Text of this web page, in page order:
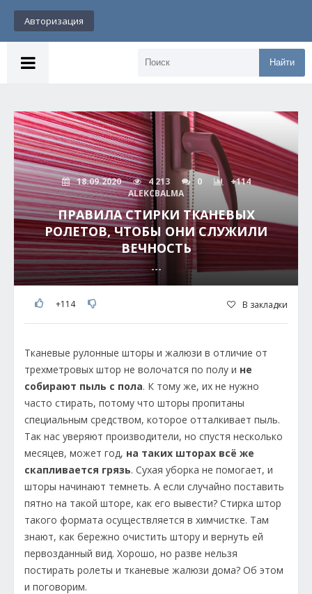
Авторизация
Найти
18.09.2020 4 213 0
+114
ALEKCBALMA
ПРАВИЛА СТИРКИ ТКАНЕВЫХ
РОЛЕТОВ, ЧТОБЫ ОНИ СЛУЖИЛИ
ВЕЧНОСТЬ
---
+114 В закладки
Тканевые рулонные шторы и жалюзи в отличие от
трехметровых штор не волочатся по полу и не
собирают пыль с пола. К тому же, их не нужно
часто стирать, потому что шторы пропитаны
специальным средством, которое отталкивает пыль.
Так нас уверяют производители, но спустя несколько
месяцев, может год, на таких шторах всё же
скапливается грязь. Сухая уборка не помогает, и
шторы начинают темнеть. А если случайно поставить
пятно на такой шторе, как его вывести? Стирка штор
такого формата осуществляется в химчистке. Там
знают, как бережно очистить штору и вернуть ей
первозданный вид. Хорошо, но разве нельзя
постирать ролеты и тканевые жалюзи дома? Об этом
и поговорим.